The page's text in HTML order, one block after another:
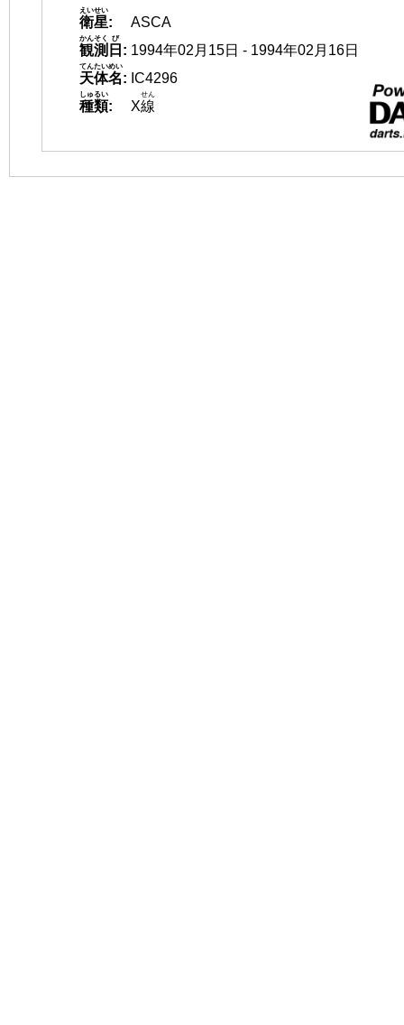
衛星
えいせい
:
ASCA
観測
かんそく
日
び
: 1994年02月15日 - 1994年02月16日
天体名
てんたいめい
: IC4296
種類
しゅるい
: X線
せん